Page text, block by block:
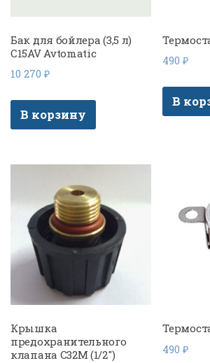
Бак для бойлера (3,5 л)
C15AV Avtomatic
10 270 ₽
В корзину
490₽
В
Крышка
предохранительного
клапана C32M (1/2″)
490₽